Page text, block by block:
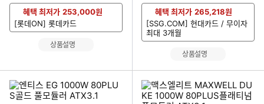
혜택 최저가 253,000원
[롯데ON] 롯데카드
상품설명
혜택 최저가 265,218원
[SSG.COM] 현대카드 / 무이자
최대 3개월
상품설명